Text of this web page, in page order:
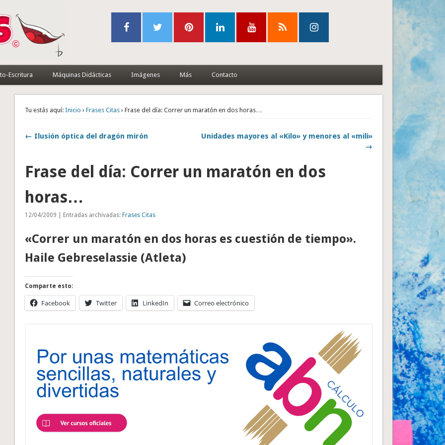
Escritura Máquinas Didácticas Imágenes Más Contacto
Tu estás aquí: Inicio ›Frases Citas › Frase del día: Correr un maratón en dos horas…
← Ilusión óptica del dragón mirón
Unidades mayores al «Kilo» y menores al «mili»
→
Frase del día: Correr un maratón en dos
horas…
12/04/2009 | Entradas archivadas:Frases Citas
«Correr un maratón en dos horas es cuestión de tiempo».
Haile Gebreselassie (Atleta)
Comparte esto:
Facebook Twitter LinkedIn Correo electrónico